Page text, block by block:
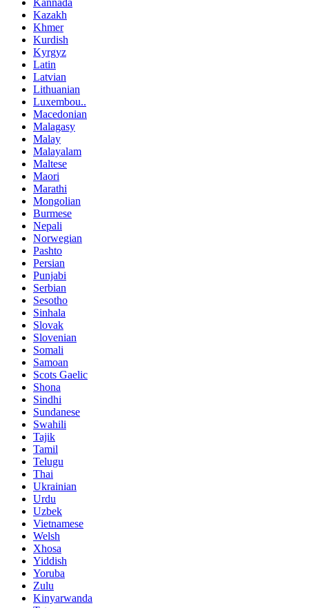
Kannada
Kazakh
Khmer
Kurdish
Kyrgyz
Latin
Latvian
Lithuanian
Luxembou..
Macedonian
Malagasy
Malay
Malayalam
Maltese
Maori
Marathi
Mongolian
Burmese
Nepali
Norwegian
Pashto
Persian
Punjabi
Serbian
Sesotho
Sinhala
Slovak
Slovenian
Somali
Samoan
Scots Gaelic
Shona
Sindhi
Sundanese
Swahili
Tajik
Tamil
Telugu
Thai
Ukrainian
Urdu
Uzbek
Vietnamese
Welsh
Xhosa
Yiddish
Yoruba
Zulu
Kinyarwanda